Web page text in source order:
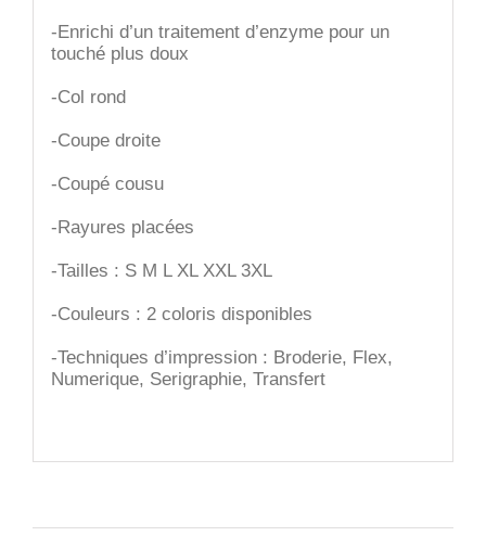
-Enrichi d’un traitement d’enzyme pour un
touché plus doux
-Col rond
-Coupe droite
-Coupé cousu
-Rayures placées
-Tailles : S M L XL XXL 3XL
-Couleurs : 2 coloris disponibles
-Techniques d’impression : Broderie, Flex,
Numerique, Serigraphie, Transfert